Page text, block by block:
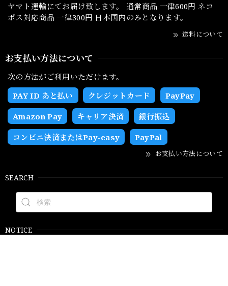
ヤマト運輸にてお届け致します。 通常商品 一律600円 ネコ
ポス対応商品 一律300円 日本国内のみとなります。
送料について
お支払い方法について
次の方法がご利用いただけます。
PAY ID あと払い
クレジットカード PayPay
Amazon Pay キャリア決済 銀行振込
コンビニ決済またはPay-easy PayPal
お支払い方法について
SEARCH
NOTICE